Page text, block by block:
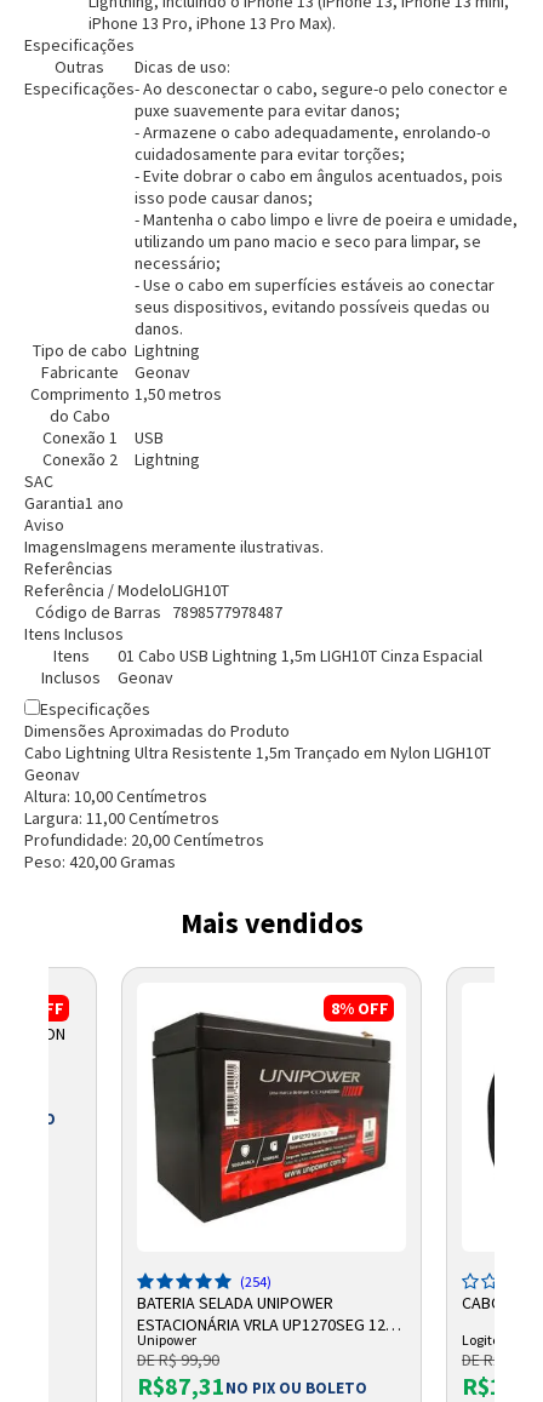
Entendi
Entendi
iPhone 13 Pro, iPhone 13 Pro Max).
Especificações
Outras
Especificações
Dicas de uso:
- Ao desconectar o cabo, segure-o pelo conector e
puxe suavemente para evitar danos;
- Armazene o cabo adequadamente, enrolando-o
cuidadosamente para evitar torções;
- Evite dobrar o cabo em ângulos acentuados, pois
isso pode causar danos;
- Mantenha o cabo limpo e livre de poeira e umidade,
utilizando um pano macio e seco para limpar, se
necessário;
- Use o cabo em superfícies estáveis ao conectar
seus dispositivos, evitando possíveis quedas ou
danos.
Tipo de cabo Lightning
Fabricante
Geonav
Comprimento
do Cabo
1,50 metros
Conexão 1
USB
Conexão 2
Lightning
SAC
Garantia1 ano
Aviso
ImagensImagens meramente ilustrativas.
Referências
Referência / ModeloLIGH10T
Código de Barras
7898577978487
Itens Inclusos
Itens
Inclusos
01 Cabo USB Lightning 1,5m LIGH10T Cinza Espacial
Geonav
Especificações
Dimensões Aproximadas do Produto
Cabo Lightning Ultra Resistente 1,5m Trançado em Nylon LIGH10T
Geonav
Altura: 10,00Centímetros
Largura: 11,00Centímetros
Profundidade: 20,00Centímetros
Peso: 420,00Gramas
Mais vendidos
OFF
8% OFF
(254)
BATERIA SELADA UNIPOWER
ESTACIONÁRIA VRLA UP1270SEG 12V
7AH F187
Unipower
DE R$ 99,90
R$87,31NO PIX OU BOLETO
CABO
Logitech
DE R$